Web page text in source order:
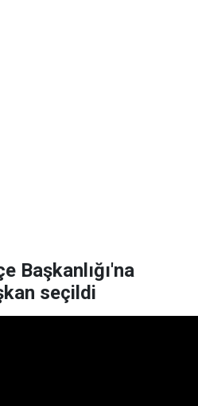
Başkanlığı'na
seçildi